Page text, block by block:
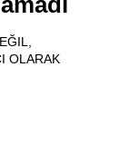
OLARAK